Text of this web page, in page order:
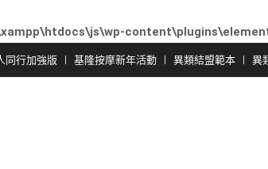
同行加強版 基隆按摩新年活動 異類結盟範本 異